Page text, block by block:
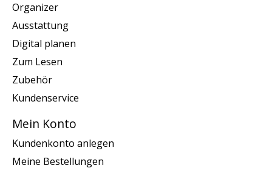
Organizer
Ausstattung
Digital planen
Zum Lesen
Zubehör
Kundenservice
Mein Konto
Kundenkonto anlegen
Meine Bestellungen